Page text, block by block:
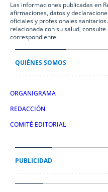
Las informaciones publicadas en
afirmaciones, datos y
oficiales y profesionales
relacionada con su salud,
correspondiente.
QUIÉNES SOMOS
ORGANIGRAMA
REDACCIÓN
COMITÉ EDITORIAL
PUBLICIDAD